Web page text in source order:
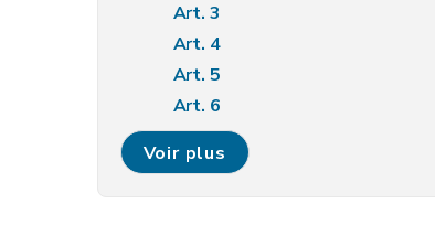
Art. 3
Art. 4
Art. 5
Art. 6
Art. 7
Section 2 Étiquetage et présentation
Voir plus